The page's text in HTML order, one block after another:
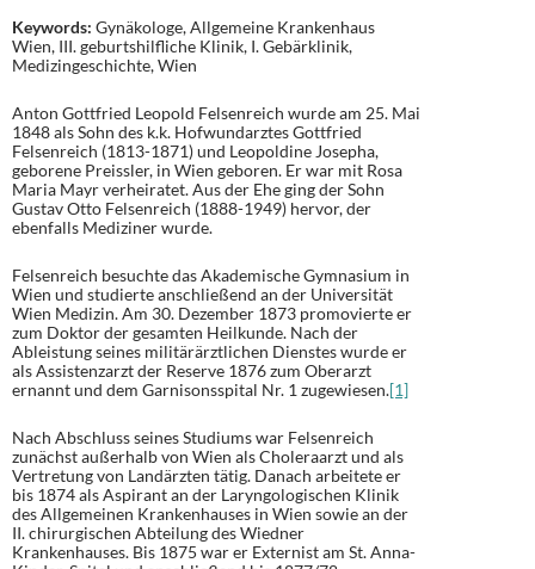
Keywords: Gynäkologe, Allgemeine Krankenhaus
Wien, III. geburtshilfliche Klinik, I. Gebärklinik,
Medizingeschichte, Wien
Anton Gottfried Leopold Felsenreich wurde am 25. Mai
1848 als Sohn des k.k. Hofwundarztes Gottfried
Felsenreich (1813-1871) und Leopoldine Josepha,
geborene Preissler, in Wien geboren. Er war mit Rosa
Maria Mayr verheiratet. Aus der Ehe ging der Sohn
Gustav Otto Felsenreich (1888-1949) hervor, der
ebenfalls Mediziner wurde.
Felsenreich besuchte das Akademische Gymnasium in
Wien und studierte anschließend an der Universität
Wien Medizin. Am 30. Dezember 1873 promovierte er
zum Doktor der gesamten Heilkunde. Nach der
Ableistung seines militärärztlichen Dienstes wurde er
als Assistenzarzt der Reserve 1876 zum Oberarzt
ernannt und dem Garnisonsspital Nr. 1 zugewiesen.[1]
Nach Abschluss seines Studiums war Felsenreich
zunächst außerhalb von Wien als Choleraarzt und als
Vertretung von Landärzten tätig. Danach arbeitete er
bis 1874 als Aspirant an der Laryngologischen Klinik
des Allgemeinen Krankenhauses in Wien sowie an der
II. chirurgischen Abteilung des Wiedner
Krankenhauses. Bis 1875 war er Externist am St. Anna-